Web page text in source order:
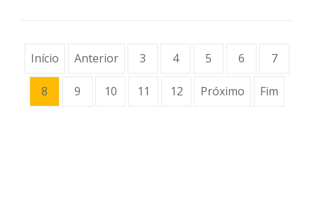
Início Anterior 3 4 5 6 7
8 9 10 11 12 Próximo Fim